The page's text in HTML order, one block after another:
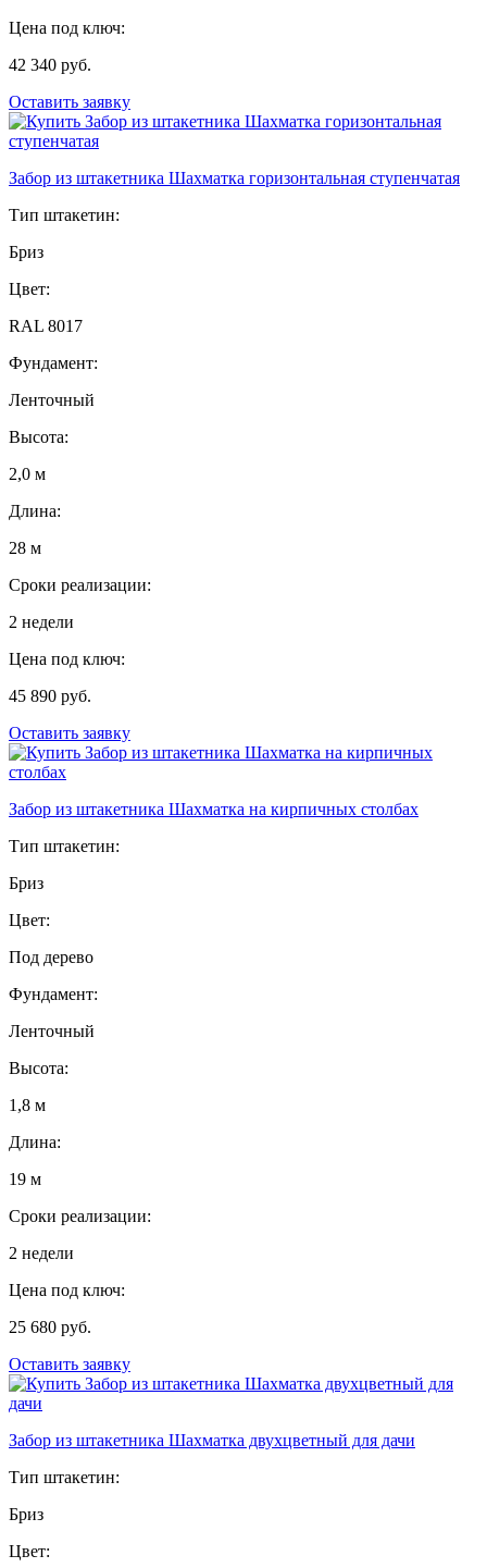
Цена под ключ:
42 340 руб.
Оставить заявку
Забор из штакетника Шахматка горизонтальная ступенчатая
Тип штакетин:
Бриз
Цвет:
RAL 8017
Фундамент:
Ленточный
Высота:
2,0 м
Длина:
28 м
Сроки реализации:
2 недели
Цена под ключ:
45 890 руб.
Оставить заявку
Забор из штакетника Шахматка на кирпичных столбах
Тип штакетин:
Бриз
Цвет:
Под дерево
Фундамент:
Ленточный
Высота:
1,8 м
Длина:
19 м
Сроки реализации:
2 недели
Цена под ключ:
25 680 руб.
Оставить заявку
Забор из штакетника Шахматка двухцветный для дачи
Тип штакетин:
Бриз
Цвет: